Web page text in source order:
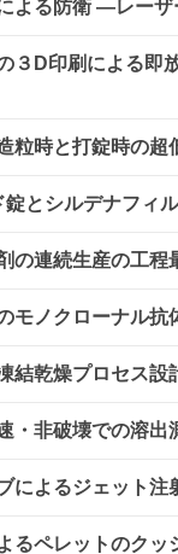
よる防衛 ―レー
３D印刷による即
粒時と打錠時の
とシルデナフィ
の連続生産の工程
モノクローナル抗
結乾燥プロセス
・非破壊での溶出
によるジェット
るペレットのク